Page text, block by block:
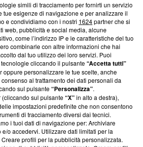
trasparenti su Blasting
editoriali e su come ci impegniamo a
Inoltre, afferma la nostra aderenza a
Integrity’Blasting News non è
ma ha richiesto di farne
ha ancora effettuato una verifica di
simili di tracciamento per fornirti un servizio
tue esigenze di navigazione e per analizzare il
e condividiamo con i nostri 1624partner che si
web, pubblicità e social media, alcune
come l’indirizzo IP e le caratteristiche del tuo
combinarle con altre informazioni che hai
dal tuo utilizzo dei loro servizi. Puoi
cliccando il pulsante“Accetta tutti”
oppure personalizzare le tue scelte, anche
al trattamento dei dati personali da
sul pulsante“Personalizza”.
sul pulsante“X”in alto a destra),
impostazioni predefinite che non consentono
di tracciamento diversi dai tecnici.
i tuoi dati di navigazione per: Archiviare
o accedervi. Utilizzare dati limitati per la
profili per la pubblicità personalizzata.